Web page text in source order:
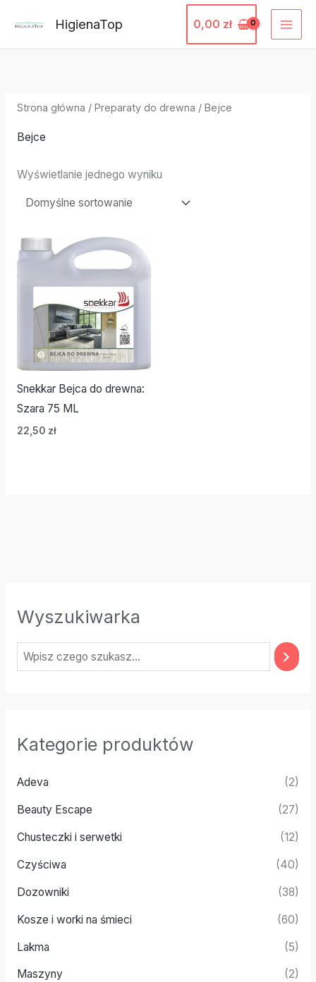
treści
HigienaTop 0,00 zł
Wyszukiwarka
Kategorie produktów
Adeva (2)
Beauty Escape (27)
Chusteczki i serwetki (12)
Czyściwa (40)
Dozowniki (38)
Kosze i worki na śmieci (60)
Lakma (5)
Maszyny (2)
Strona główna / Preparaty do drewna / Bejce
Bejce
Wyświetlanie jednego wyniku
Snekkar Bejca do drewna:
Szara 75 ML
22,50 zł